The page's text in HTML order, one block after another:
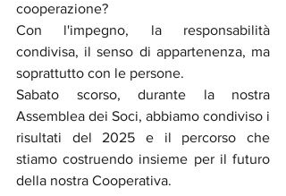
cooperazione?
Con l'impegno, la responsabilità
condivisa, il senso di appartenenza, ma
soprattutto con le persone.
Sabato scorso, durante la nostra
Assemblea dei Soci, abbiamo condiviso i
risultati del 2025 e il percorso che
stiamo costruendo insieme per il futuro
della nostra Cooperativa.